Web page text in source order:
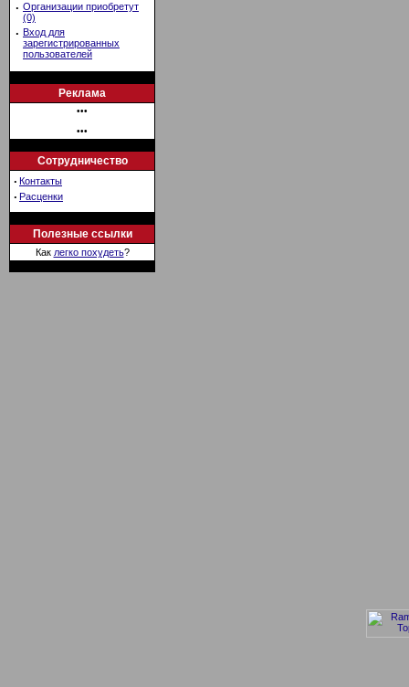
· Организации приобретут
(0)
· Вход для
зарегистрированных
пользователей
Реклама
•••
•••
Сотрудничество
· Контакты
· Расценки
Полезные ссылки
Как легко похудеть?